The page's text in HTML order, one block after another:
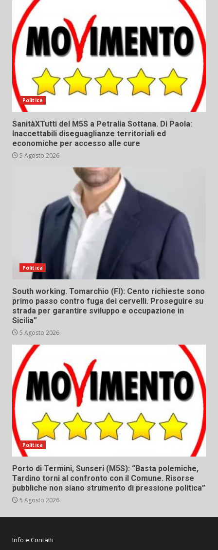
Politica
SanitàXTutti del M5S a Petralia Sottana. Di Paola:
Inaccettabili diseguaglianze territoriali ed
economiche per accesso alle cure
5 Agosto 2026
Politica
South working. Tomarchio (FI): Cento richieste sono
primo passo contro fuga dei cervelli. Proseguire su
strada per garantire sviluppo e occupazione in
Sicilia”
5 Agosto 2026
Politica
Porto di Termini, Sunseri (M5S): “Basta polemiche,
Tardino torni al confronto con il Comune. Risorse
pubbliche non siano strumento di pressione politica”
5 Agosto 2026
Info e Contatti